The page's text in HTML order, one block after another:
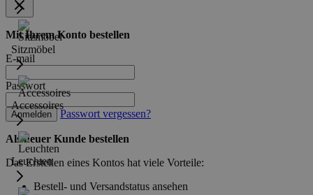
Sitzmöbel
Accessoires
Leuchten
Mit Ihrem Konto bestellen
E-mail
Passwort
Anmelden Passwort vergessen?
Als neuer Kunde bestellen
Das Erstellen eines Kontos hat viele Vorteile:
Bestell- und Versandstatus ansehen